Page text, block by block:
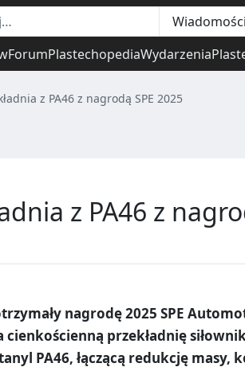
ForumPlastechopediaWydarzenia
z PA46 z nagrodą SPE 2025
z PA46 z
nagrodę 2025 SPE
przekładnię
PA46, łączącą redukcję masy,